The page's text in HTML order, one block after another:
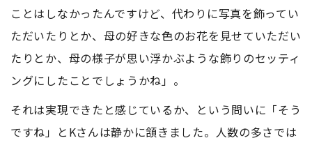
ことはしなかったんですけど、代わりに写真を飾ってい
ただいたりとか、母の好きな色のお花を見せていただい
たりとか、母の様子が思い浮かぶような飾りのセッティ
ングにしたことでしょうかね」。
それは実現できたと感じているか、という問いに「そう
ですね」とKさんは静かに頷きました。人数の多さでは